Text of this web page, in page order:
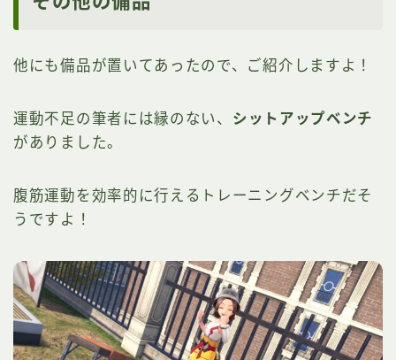
他にも備品が置いてあったので、ご紹介しますよ！
運動不足の筆者には縁のない、 シットアップベンチ
がありました。
腹筋運動を効率的に行えるトレーニングベンチだそ
うですよ！